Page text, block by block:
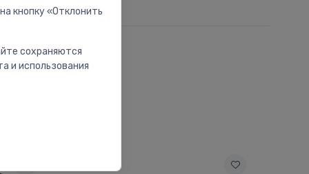
кнопку «Отклонить
сохраняются
и использования